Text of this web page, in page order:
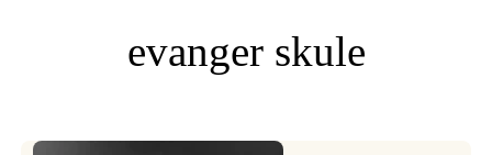
evanger skule